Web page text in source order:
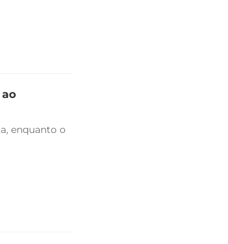
enquanto o